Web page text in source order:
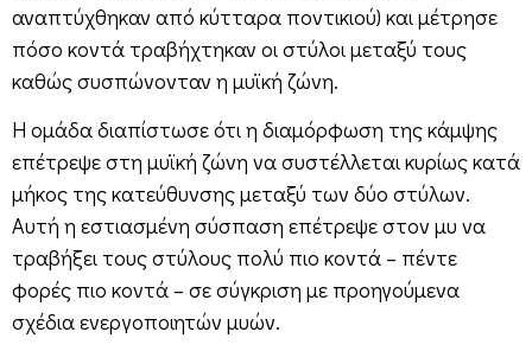
αναπτύχθηκαν από κύτταρα ποντικιού) και μέτρησε
πόσο κοντά τραβήχτηκαν οι στύλοι μεταξύ τους
καθώς συσπώνονταν η μυϊκή ζώνη.
Η ομάδα διαπίστωσε ότι η διαμόρφωση της κάμψης
επέτρεψε στη μυϊκή ζώνη να συστέλλεται κυρίως κατά
μήκος της κατεύθυνσης μεταξύ των δύο στύλων.
Αυτή η εστιασμένη σύσπαση επέτρεψε στον μυ να
τραβήξει τους στύλους πολύ πιο κοντά – πέντε
φορές πιο κοντά – σε σύγκριση με προηγούμενα
σχέδια ενεργοποιητών μυών.